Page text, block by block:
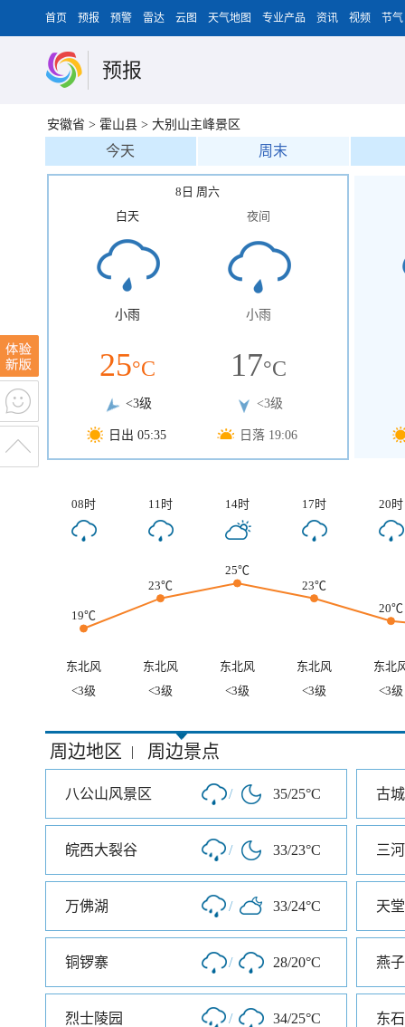
首页 预报 预警 雷达 云图 天气地图 专业产品 资讯 视频 节气
预报
安徽省 > 霍山县 > 大别山主峰景区
今天 周末
8日 周六
白天
小雨
25°C
<3级
日出 05:35
夜间
小雨
17°C
<3级
日落 19:06
08时 11时 14时 17时 20时
19℃
23℃
25℃
23℃
20℃
东北风 东北风 东北风 东北风
东北
<3级
<3级 <3级 <3级 <3级
周边地区 | 周边景点
八公山风景区 / 35/25°C 古
皖西大裂谷 / 33/23°C 三
万佛湖 / 33/24°C 天
铜锣寨 / 28/20°C
烈士陵园 / 34/25°C 东